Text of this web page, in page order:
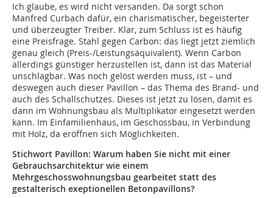
Ich glaube, es wird nicht versanden. Da sorgt schon
Manfred Curbach dafür, ein charismatischer, begeisterter
und überzeugter Treiber. Klar, zum Schluss ist es häufig
eine Preisfrage. Stahl gegen Carbon: das liegt jetzt ziemlich
genau gleich (Preis-/Leistungsäquivalent). Wenn Carbon
allerdings günstiger herzustellen ist, dann ist das Material
unschlagbar. Was noch gelöst werden muss, ist – und
deswegen auch dieser Pavillon – das Thema des Brand- und
auch des Schallschutzes. Dieses ist jetzt zu lösen, damit es
dann im Wohnungsbau als Multiplikator eingesetzt werden
kann. Im Einfamilienhaus, im Geschossbau, in Verbindung
mit Holz, da eröffnen sich Möglichkeiten.
Stichwort Pavillon: Warum haben Sie nicht mit einer
Gebrauchsarchitektur wie einem
Mehrgeschosswohnungsbau gearbeitet statt des
gestalterisch exeptionellen Betonpavillons?